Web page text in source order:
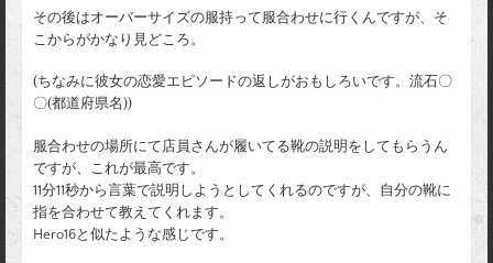
その後はオーバーサイズの服持って服合わせに行くんですが、そ
こからがかなり見どころ。
(ちなみに彼女の恋愛エピソードの返しがおもしろいです。流石〇
〇(都道府県名))
服合わせの場所にて店員さんが履いてる靴の説明をしてもらうん
ですが、これが最高です。
11分11秒から言葉で説明しようとしてくれるのですが、自分の靴に
指を合わせて教えてくれます。
Hero16と似たような感じです。